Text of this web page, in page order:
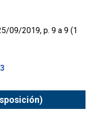
09/2019, p. 9 a 9 (1